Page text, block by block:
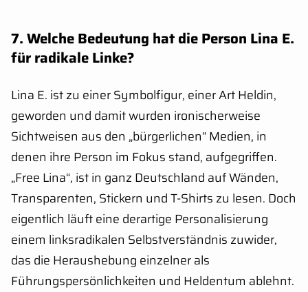
7.Welche Bedeutung hat die Person Lina E.
für radikale Linke?
Lina E. ist zu einer Symbolfigur, einer Art Heldin,
geworden und damit wurden ironischerweise
Sichtweisen aus den „bürgerlichen“ Medien, in
denen ihre Person im Fokus stand, aufgegriffen.
„Free Lina“, ist in ganz Deutschland auf Wänden,
Transparenten, Stickern und T-Shirts zu lesen. Doch
eigentlich läuft eine derartige Personalisierung
einem linksradikalen Selbstverständnis zuwider,
das die Heraushebung einzelner als
Führungspersönlichkeiten und Heldentum ablehnt.